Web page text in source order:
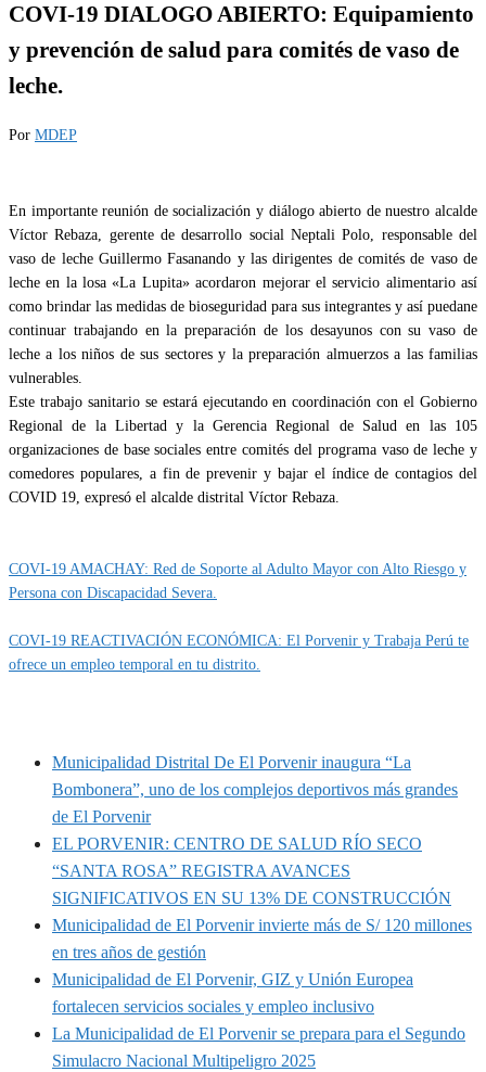
COVI-19 DIALOGO ABIERTO: Equipamiento
y prevención de salud para comités de vaso de
leche.
Por MDEP
En importante reunión de socialización y diálogo abierto de nuestro alcalde
Víctor Rebaza, gerente de desarrollo social Neptali Polo, responsable del
vaso de leche Guillermo Fasanando y las dirigentes de comités de vaso de
leche en la losa «La Lupita» acordaron mejorar el servicio alimentario así
como brindar las medidas de bioseguridad para sus integrantes y así puedane
continuar trabajando en la preparación de los desayunos con su vaso de
leche a los niños de sus sectores y la preparación almuerzos a las familias
vulnerables.
Este trabajo sanitario se estará ejecutando en coordinación con el Gobierno
Regional de la Libertad y la Gerencia Regional de Salud en las 105
organizaciones de base sociales entre comités del programa vaso de leche y
comedores populares, a fin de prevenir y bajar el índice de contagios del
COVID 19, expresó el alcalde distrital Víctor Rebaza.
COVI-19 AMACHAY: Red de Soporte al Adulto Mayor con Alto Riesgo y
Persona con Discapacidad Severa.
COVI-19 REACTIVACIÓN ECONÓMICA: El Porvenir y Trabaja Perú te
ofrece un empleo temporal en tu distrito.
Municipalidad Distrital De El Porvenir inaugura “La
Bombonera”, uno de los complejos deportivos más grandes
de El Porvenir
EL PORVENIR: CENTRO DE SALUD RÍO SECO
“SANTA ROSA” REGISTRA AVANCES
SIGNIFICATIVOS EN SU 13% DE CONSTRUCCIÓN
Municipalidad de El Porvenir invierte más de S/ 120 millones
en tres años de gestión
Municipalidad de El Porvenir, GIZ y Unión Europea
fortalecen servicios sociales y empleo inclusivo
La Municipalidad de El Porvenir se prepara para el Segundo
Simulacro Nacional Multipeligro 2025